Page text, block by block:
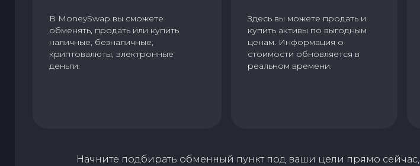
В MoneySwap вы сможете
обменять, продать или купить
наличные, безналичные,
криптовалюты, электронные
деньги.
Здесь вы можете продать и
купить активы по выгодным
ценам. Информация о
стоимости обновляется в
реальном времени.
Начните подбирать обменный пункт под ваши цели прямо сейчас,